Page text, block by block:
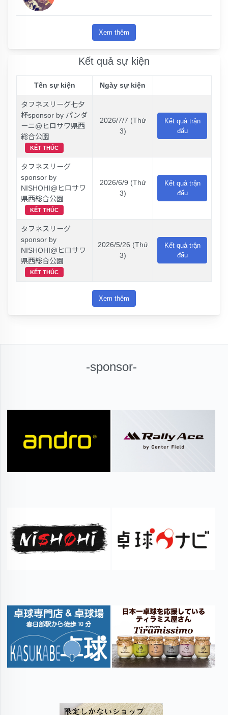
Xem thêm
Kết quả sự kiện
Tên sự kiện Ngày sự kiện
タフネスリーグ七夕
杯sponsor by パンダ
ーニ@ヒロサワ県西
総合公園
KẾT THÚC
2026/7/7 (Thứ
3)
Kết quả trận
đấu
タフネスリーグ
sponsor by
NISHOHI@ヒロサワ
県西総合公園
KẾT THÚC
2026/6/9 (Thứ
3)
Kết quả trận
đấu
タフネスリーグ
sponsor by
NISHOHI@ヒロサワ
県西総合公園
KẾT THÚC
2026/5/26 (Thứ
3)
Kết quả trận
đấu
Xem thêm
-sponsor-